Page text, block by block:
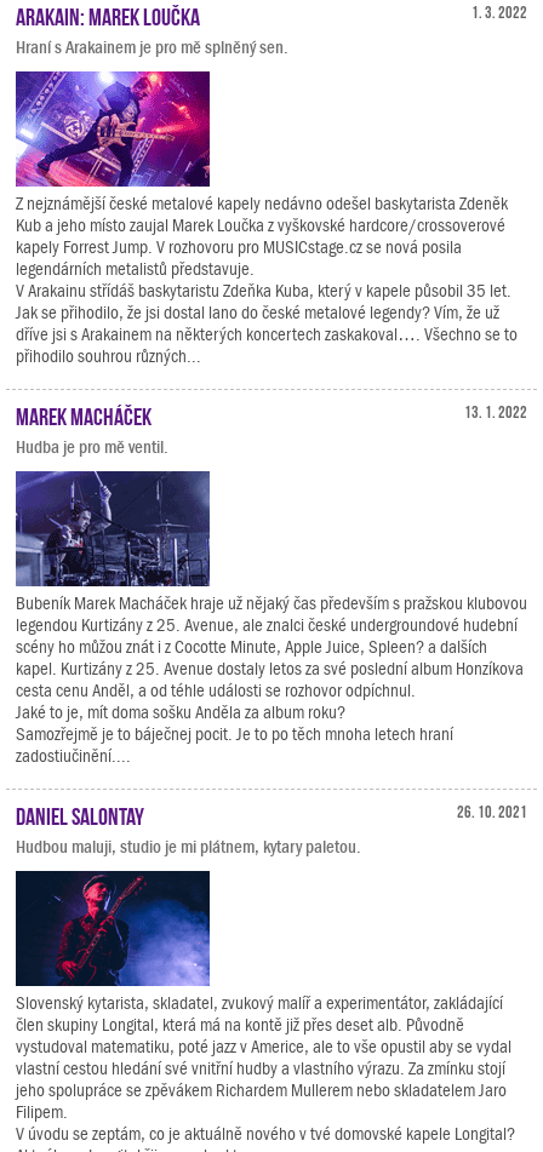
1. 3. 2022
Arakain: Marek Loučka
Hraní s Arakainem je pro mě splněný sen.
Z nejznámější české metalové kapely nedávno odešel baskytarista Zdeněk
Kub a jeho místo zaujal Marek Loučka z vyškovské hardcore/crossoverové
kapely Forrest Jump. V rozhovoru pro MUSICstage.cz se nová posila
legendárních metalistů představuje.
V Arakainu střídáš baskytaristu Zdeňka Kuba, který v kapele působil 35 let.
Jak se přihodilo, že jsi dostal lano do české metalové legendy? Vím, že už
dříve jsi s Arakainem na některých koncertech zaskakoval…. Všechno se to
přihodilo souhrou různých...
13. 1. 2022
Marek Macháček
Hudba je pro mě ventil.
Bubeník Marek Macháček hraje už nějaký čas především s pražskou klubovou
legendou Kurtizány z 25. Avenue, ale znalci české undergroundové hudební
scény ho můžou znát i z Cocotte Minute, Apple Juice, Spleen? a dalších
kapel. Kurtizány z 25. Avenue dostaly letos za své poslední album Honzíkova
cesta cenu Anděl, a od téhle události se rozhovor odpíchnul.
Jaké to je, mít doma sošku Anděla za album roku?
Samozřejmě je to báječnej pocit. Je to po těch mnoha letech hraní
zadostiučinění....
26. 10. 2021
Daniel Salontay
Hudbou maluji, studio je mi plátnem, kytary paletou.
Slovenský kytarista, skladatel, zvukový malíř a experimentátor, zakládající
člen skupiny Longital, která má na kontě již přes deset alb. Původně
vystudoval matematiku, poté jazz v Americe, ale to vše opustil aby se vydal
vlastní cestou hledání své vnitřní hudby a vlastního výrazu. Za zmínku stojí
jeho spolupráce se zpěvákem Richardem Mullerem nebo skladatelem Jaro
Filipem.
V úvodu se zeptám, co je aktuálně nového v tvé domovské kapele Longital?